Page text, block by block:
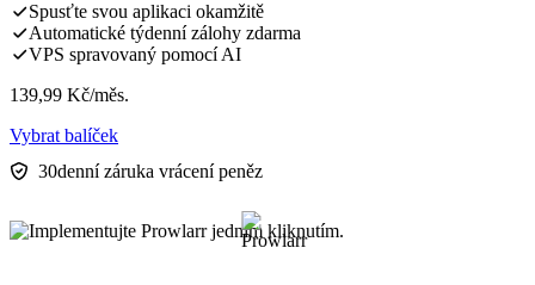
Spusťte svou aplikaci okamžitě
Automatické týdenní zálohy zdarma
VPS spravovaný pomocí AI
139,99 Kč/měs.
Vybrat balíček
30denní záruka vrácení peněz